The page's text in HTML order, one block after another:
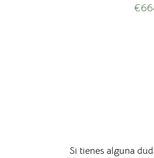
€
Si tienes alguna